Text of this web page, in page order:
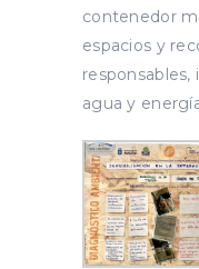
contenedor
espacios y
agua y